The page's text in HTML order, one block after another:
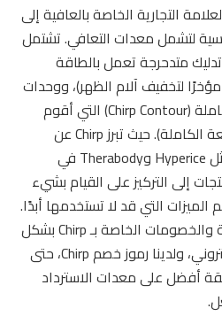
التجارية الخاصة بالعافية إلى
لتشمل معدات التعافي. تشتمل
متدحرجة تعمل بالطاقة
لتخفيف آلام الظهر)، ووحدات
TENS، وحتى طاولة تدليك كاملة (Chirp Contour) التي أقوم
باختبارها حاليًا (ترقبوا المراجعة الكاملة). حيث تبرز Chirp عن
الشركات ذات الوزن الثقيل مثل Hyperice وTherabody في
إلى التركيز على القيام بشيء
التي قد لا تستخدمها أبدًا.
يتم تشغيل العروض الترويجية والخصومات الخاصة بـ Chirp بشكل
متكرر على موقع Chirp الإلكتروني، ولدينا رموز خصم Chirp، حتى
أفضل على معدات الاسترداد